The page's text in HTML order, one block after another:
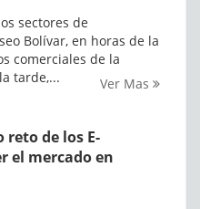
sectores de
Bolívar, en horas de la
comerciales de la
tarde,...
Ver Mas
reto de los E-
el mercado en